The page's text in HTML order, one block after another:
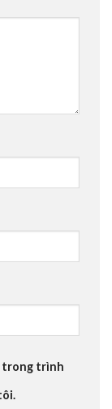
trong trình